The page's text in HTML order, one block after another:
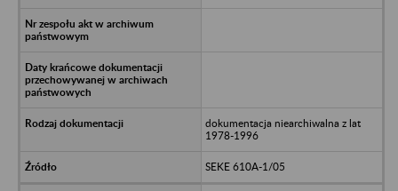
dokumentacja niearchiwalna z lat
1978-1996
SEKE 610A-1/05